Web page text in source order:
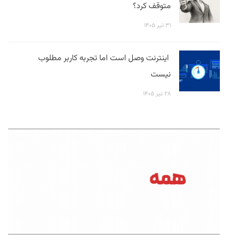
متوقف کرد؟
۳۱ تیر ۱۴۰۵
اینترنت وصل است اما تجربه کاربر مطلوب
نیست
۲۸ تیر ۱۴۰۵